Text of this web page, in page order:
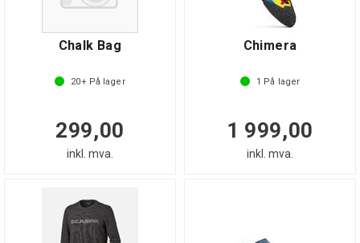
Chalk Bag
20+På lager
299,00
inkl. mva.
Chimera
1 På lager
1 999,00
inkl. mva.